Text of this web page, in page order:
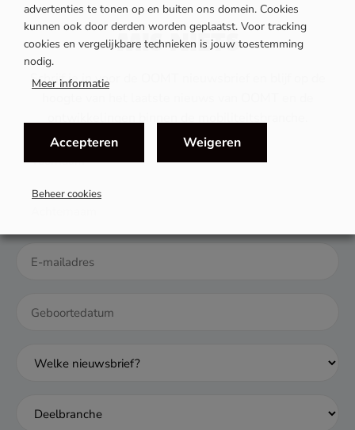
MIS NIETS
Schrijf je in voor de OOMT nieuwsbrief en blijf op de
DD
MM
advertenties te tonen op en buiten ons domein. Cookies
kunnen ook door derden worden geplaatst. Voor tracking
cookies en vergelijkbare technieken is jouw toestemming
nodig.
Meer informatie
Accepteren Weigeren
Beheer cookies